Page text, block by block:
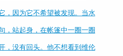
，因为它不希望被发现。当水
，站起身，在帐篷中一圈一圈
，没有回头。他不想看到维伦